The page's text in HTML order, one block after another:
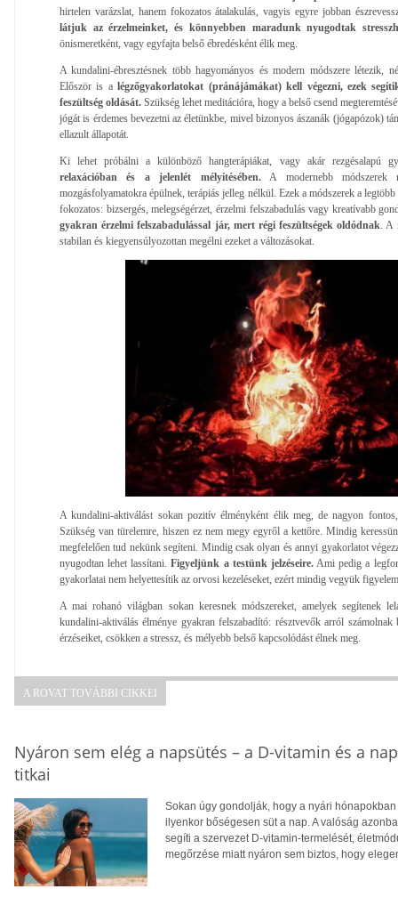
hirtelen varázslat, hanem fokozatos átalakulás, vagyis egyre jobban
látjuk az érzelmeinket, és könnyebben maradunk nyugodtak
önismeretként, vagy egyfajta belső ébredésként élik meg.
A kundalini-ébresztésnek több hagyományos és modern módszere létezik,
Először is alégzőgyakorlatokat (pránájámákat) kell végezni, ezek
feszültség oldását. Szükség lehet meditációra, hogy a belső csend
jógát is érdemes bevezetni az életünkbe, mivel bizonyos ászanák (jógapózok)
ellazult állapotát.
Ki lehet próbálni a különböző hangterápiákat, vagy akár rezgésalapú
relaxációban és a jelenlét mélyítésében.A modernebb módszerek
mozgásfolyamatokra épülnek, terápiás jelleg nélkül. Ezek a módszerek a
fokozatos: bizsergés, melegségérzet, érzelmi felszabadulás vagy kreatívabb
gyakran érzelmi felszabadulással jár, mert régi feszültségek oldódnak .
stabilan és kiegyensúlyozottan megélni ezeket a változásokat.
A kundalini-aktiválást sokan pozitív élményként élik meg, de nagyon
Szükség van türelemre, hiszen ez nem megy egyről a kettőre. Mindig
megfelelően tud nekünk segíteni. Mindig csak olyan és annyi gyakorlatot
nyugodtan lehet lassítani. Figyeljünk a testünk jelzéseire.Ami pedig a
gyakorlatai nem helyettesítik az orvosi kezeléseket, ezért mindig vegyük
A mai rohanó világban sokan keresnek módszereket, amelyek segítenek
kundalini-aktiválás élménye gyakran felszabadító: résztvevők arról
érzéseiket, csökken a stressz, és mélyebb belső kapcsolódást élnek meg.
A ROVAT TOVÁBBI CIKKEI
Nyáron sem elég a napsütés – a D-vitamin és a
titkai
Sokan úgy gondolják, hogy a nyári
ilyenkor bőségesen süt a nap. A valóság
segíti a szervezet D-vitamin-termelését,
megőrzése miatt nyáron sem biztos, hogy